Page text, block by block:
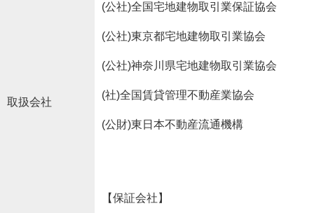
取扱会社
(公社)全国宅地建物取引業保証協会
(公社)東京都宅地建物取引業協会
(公社)神奈川県宅地建物取引業協会
(社)全国賃貸管理不動産業協会
(公財)東日本不動産流通機構
【保証会社】